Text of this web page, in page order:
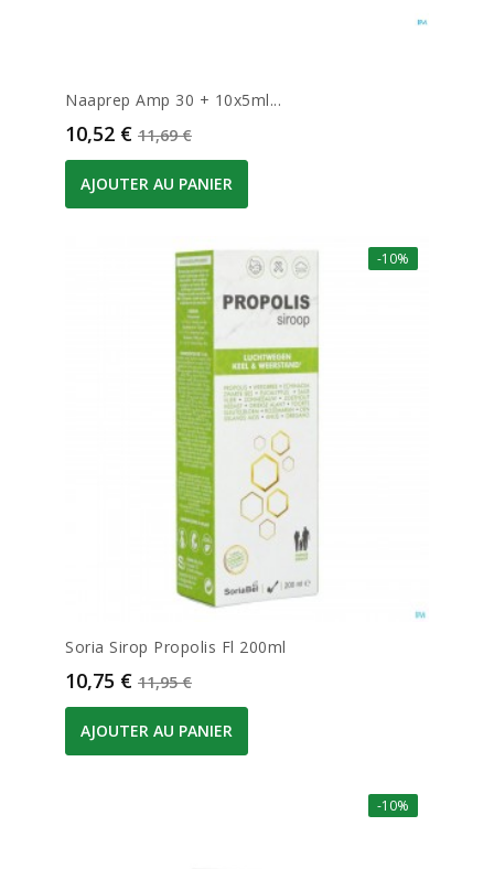
Naaprep Amp 30 + 10x5ml...
Prix
10,52 € Prix de base
11,69 €
AJOUTER AU PANIER
-10%
Soria Sirop Propolis Fl 200ml
Prix
10,75 € Prix de base
11,95 €
AJOUTER AU PANIER
-10%